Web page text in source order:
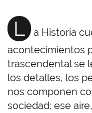
A
pp
m
L
a Historia
acontecimientos
trascendental se
los detalles, los
nos componen
sociedad; ese